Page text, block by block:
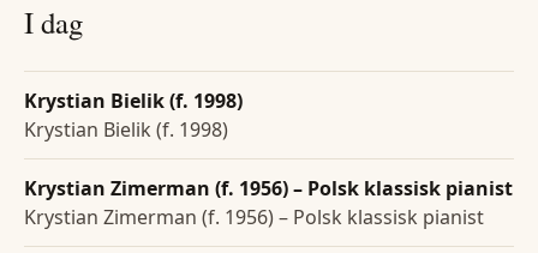
I dag
Krystian Bielik (f. 1998)
Krystian Bielik (f. 1998)
Krystian Zimerman (f. 1956) – Polsk klassisk pianist
Krystian Zimerman (f. 1956) – Polsk klassisk pianist